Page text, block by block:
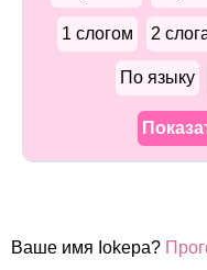
1 слогом 2
По языку
Ваше имя Iokepa?